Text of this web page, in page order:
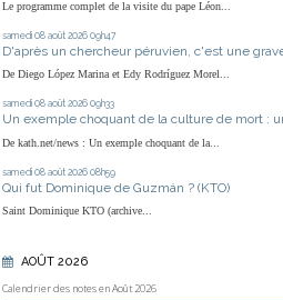
Le programme complet de la visite du pape Léon...
samedi 08 août 2026 09h47
D'après un chercheur péruvien, c'est une
De Diego López Marina et Edy Rodríguez Morel...
samedi 08 août 2026 09h33
Un exemple choquant de la culture de mort :
De kath.net/news : Un exemple choquant de la...
samedi 08 août 2026 08h59
Qui fut Dominique de Guzmán ? (KTO)
Saint Dominique KTO (archive...
AOÛT 2026
Calendrier des notes en Août 2026